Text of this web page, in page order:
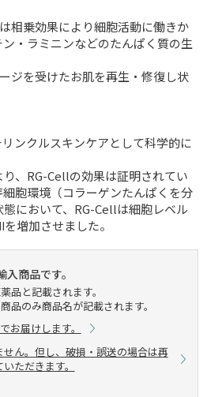
相乗効果により細胞活動に働きか
・ラミニンなどのたんぱく質の生
ジを受けたお肌を再生・修復し状
ンクルスキンケアとして科学的に
、RG-Cellの効果は証明されてい
胞環境（コラーゲンたんぱくを分
において、RG-Cellは細胞レベル
増加させました。
商品です。
品と記載されます。
品のみ商品名が記載されます。
お届けします。
せん。但し、破損・誤送の場合は再
ただきます。